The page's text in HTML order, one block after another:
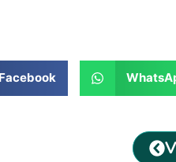
Facebook